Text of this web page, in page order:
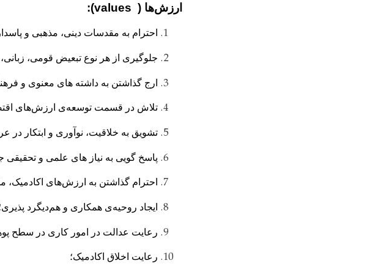
ارزش‌ها (values )
:
احترام به مقدسات دینی، مذهبی و
جلوگیری از هر نوع تبعیض قومی،
ارج گذاشتن به داشته های معنوی و
تلاش در قسمت توسعهی ارزشهای
تشویق به خلاقیت، نوآوری و ابتکار در
پاسخ گویی به نیاز های علمی و تحقیقی
احترام گذاشتن به ارزشهای اکادمیک،
ایجاد روحیهی همکاری و همدیگرد
رعایت عدالت در امور کاری در سطح
رعایت اخلاق اکادمیک؛